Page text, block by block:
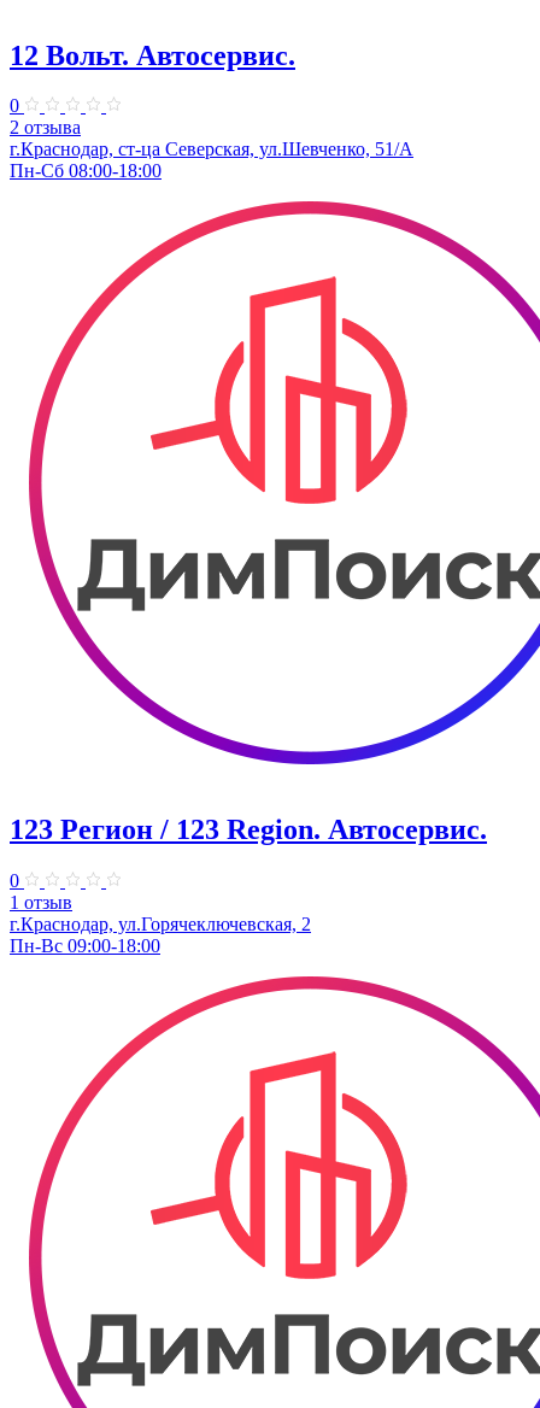
12 Вольт. Автосервис.
0
2 отзыва
г.Краснодар, ст-ца Северская, ул.Шевченко, 51/А
Пн-Сб 08:00-18:00
123 Регион / 123 Region. Автосервис.
0
1 отзыв
г.Краснодар, ул.Горячеключевская, 2
Пн-Вс 09:00-18:00